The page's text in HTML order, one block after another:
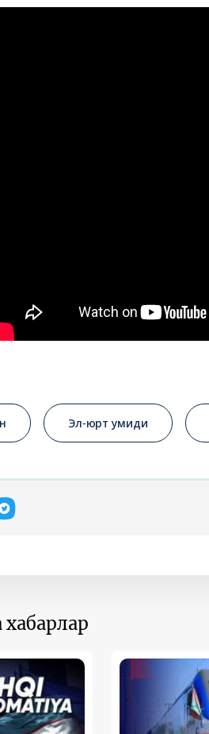
Эл-юрт умиди